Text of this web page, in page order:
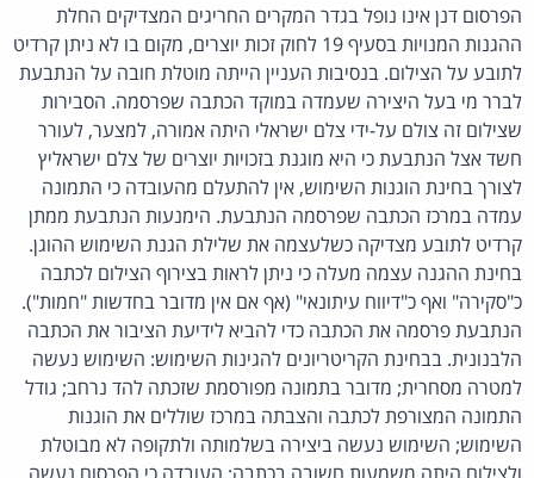
הפרסום דנן אינו נופל בגדר המקרים החריגים המצדיקים החלת
ההגנות המנויות בסעיף 19 לחוק זכות יוצרים, מקום בו לא ניתן קרדיט
לתובע על הצילום. בנסיבות העניין הייתה מוטלת חובה על הנתבעת
לברר מי בעל היצירה שעמדה במוקד הכתבה שפרסמה. הסבירות
שצילום זה צולם על-ידי צלם ישראלי היתה אמורה, למצער, לעורר
חשד אצל הנתבעת כי היא מוגנת בזכויות יוצרים של צלם ישראליץ
לצורך בחינת הוגנות השימוש, אין להתעלם מהעובדה כי התמונה
עמדה במרכז הכתבה שפרסמה הנתבעת. הימנעות הנתבעת ממתן
קרדיט לתובע מצדיקה כשלעצמה את שלילת הגנת השימוש ההוגן.
בחינת ההגנה עצמה מעלה כי ניתן לראות בצירוף הצילום לכתבה
כ"סקירה" ואף כ"דיווח עיתונאי" (אף אם אין מדובר בחדשות "חמות").
הנתבעת פרסמה את הכתבה כדי להביא לידיעת הציבור את הכתבה
הלבנונית. בבחינת הקריטריונים להגינות השימוש: השימוש נעשה
למטרה מסחרית; מדובר בתמונה מפורסמת שזכתה להד נרחב; גודל
התמונה המצורפת לכתבה והצבתה במרכז שוללים את הוגנות
השימוש; השימוש נעשה ביצירה בשלמותה ולתקופה לא מבוטלת